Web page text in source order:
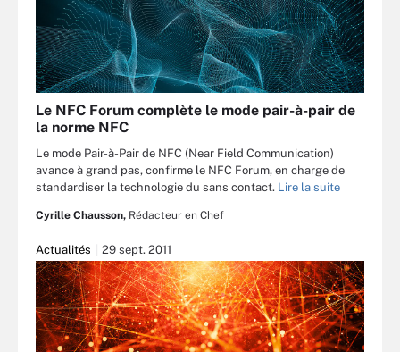
Le NFC Forum complète le mode pair-à-pair de
la norme NFC
Le mode Pair-à-Pair de NFC (Near Field Communication)
avance à grand pas, confirme le NFC Forum, en charge de
standardiser la technologie du sans contact. Lire la suite
Cyrille Chausson, Rédacteur en Chef
Actualités 29 sept. 2011